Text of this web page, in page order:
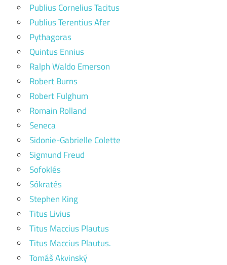
Publius Cornelius Tacitus
Publius Terentius Afer
Pythagoras
Quintus Ennius
Ralph Waldo Emerson
Robert Burns
Robert Fulghum
Romain Rolland
Seneca
Sidonie-Gabrielle Colette
Sigmund Freud
Sofoklés
Sókratés
Stephen King
Titus Livius
Titus Maccius Plautus
Titus Maccius Plautus.
Tomáš Akvinský